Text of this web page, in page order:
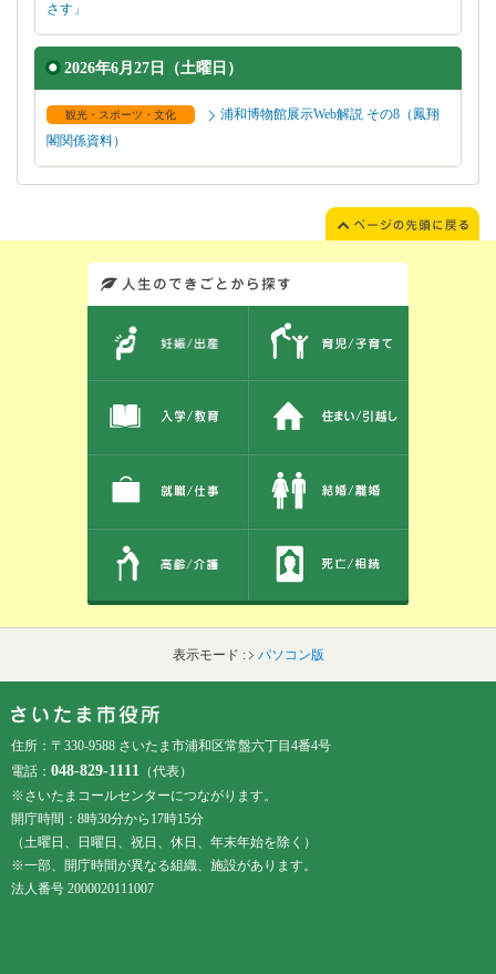
さす」
2026年6月27日（土曜日）
観光・スポーツ・文化
浦和博物館展示Web解説 その8（鳳翔
閣関係資料）
表示モード : パソコン版
住所：〒330-9588 さいたま市浦和区常盤六丁目4番4号
電話： 048-829-1111 （代表）
※さいたまコールセンターにつながります。
開庁時間：8時30分から17時15分
（土曜日、日曜日、祝日、休日、年末年始を除く）
※一部、開庁時間が異なる組織、施設があります。
法人番号 2000020111007